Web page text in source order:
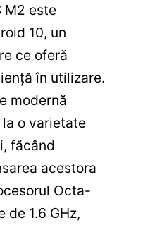
M2 este
10, un
ce oferă
în utilizare.
modernă
o varietate
făcând
acestora
Octa-
de 1.6 GHz,